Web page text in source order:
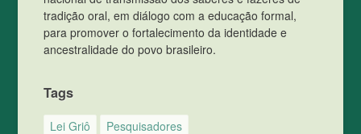
tradição oral, em diálogo com a educação formal,
para promover o fortalecimento da identidade e
ancestralidade do povo brasileiro.
Tags
Lei Griô
Pesquisadores